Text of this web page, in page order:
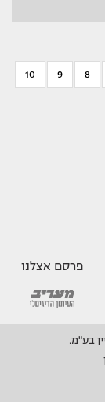
8
9
10
פרסם אצלנו